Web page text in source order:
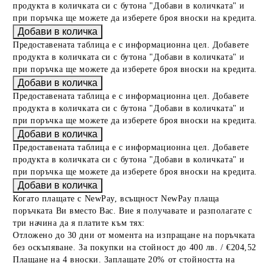
продукта в количката си с бутона "Добави в количката" и
при поръчка ще можете да изберете броя вноски на кредита.
Предоставената таблица е с информационна цел. Добавете
продукта в количката си с бутона "Добави в количката" и
при поръчка ще можете да изберете броя вноски на кредита.
Предоставената таблица е с информационна цел. Добавете
продукта в количката си с бутона "Добави в количката" и
при поръчка ще можете да изберете броя вноски на кредита.
Предоставената таблица е с информационна цел. Добавете
продукта в количката си с бутона "Добави в количката" и
при поръчка ще можете да изберете броя вноски на кредита.
Когато плащате с NewPay, всъщност NewPay плаща
поръчката Ви вместо Вас. Вие я получавате и разполагате с
три начина да я платите към тях:
Отложено до 30 дни от момента на изпращане на поръчката
без оскъпяване. За покупки на стойност до 400 лв. / €204,52
Плащане на 4 вноски. Заплащате 20% от стойността на